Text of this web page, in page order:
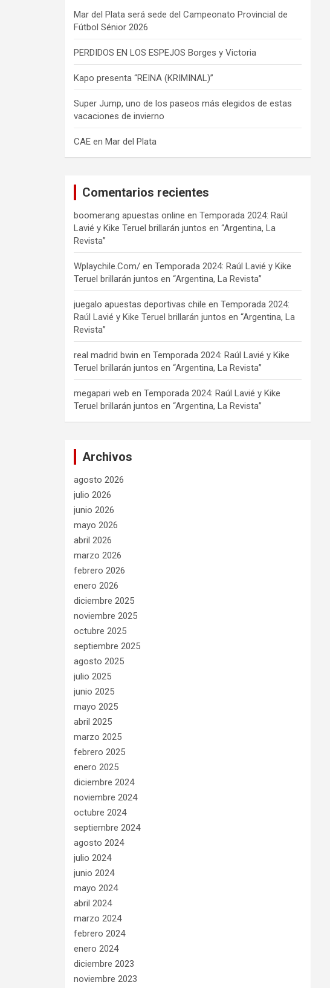
Mar del Plata será sede del Campeonato Provincial de
Fútbol Sénior 2026
PERDIDOS EN LOS ESPEJOS Borges y Victoria
Kapo presenta “REINA (KRIMINAL)”
Super Jump, uno de los paseos más elegidos de estas
vacaciones de invierno
CAE en Mar del Plata
Comentarios recientes
boomerang apuestas online enTemporada 2024: Raúl
Lavié y Kike Teruel brillarán juntos en “Argentina, La
Revista”
Wplaychile.Com/ enTemporada 2024: Raúl Lavié y Kike
Teruel brillarán juntos en “Argentina, La Revista”
juegalo apuestas deportivas chile enTemporada 2024:
Raúl Lavié y Kike Teruel brillarán juntos en “Argentina, La
Revista”
real madrid bwin enTemporada 2024: Raúl Lavié y Kike
Teruel brillarán juntos en “Argentina, La Revista”
megapari web enTemporada 2024: Raúl Lavié y Kike
Teruel brillarán juntos en “Argentina, La Revista”
Archivos
agosto 2026
julio 2026
junio 2026
mayo 2026
abril 2026
marzo 2026
febrero 2026
enero 2026
diciembre 2025
noviembre 2025
octubre 2025
septiembre 2025
agosto 2025
julio 2025
junio 2025
mayo 2025
abril 2025
marzo 2025
febrero 2025
enero 2025
diciembre 2024
noviembre 2024
octubre 2024
septiembre 2024
agosto 2024
julio 2024
junio 2024
mayo 2024
abril 2024
marzo 2024
febrero 2024
enero 2024
diciembre 2023
noviembre 2023